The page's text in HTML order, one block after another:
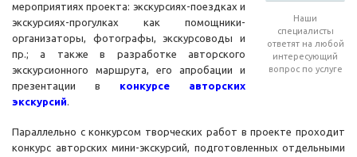
Наши
специалисты
ответят на любой
интересующий
вопрос по услуге
мероприятиях проекта: экскурсиях-поездках и
экскурсиях-прогулках как помощники-
организаторы, фотографы, экскурсоводы и
пр.; а также в разработке авторского
экскурсионного маршрута, его апробации и
презентации в конкурсе авторских
экскурсий.
Параллельно с конкурсом творческих работ в проекте проходит
конкурс авторских мини-экскурсий, подготовленных отдельными